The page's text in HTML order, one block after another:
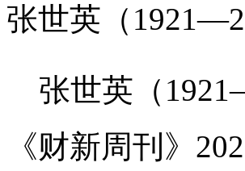
张世英（
张世英（
《财新周刊》